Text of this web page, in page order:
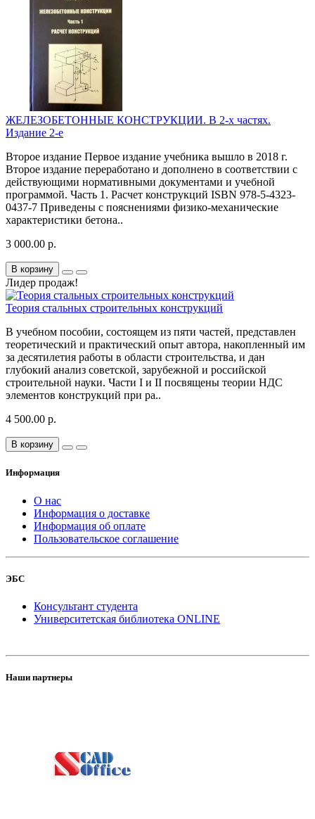
ЖЕЛЕЗОБЕТОННЫЕ КОНСТРУКЦИИ. В 2-х частях.
Издание 2-е
Второе издание Первое издание учебника вышло в 2018 г.
Второе издание переработано и дополнено в соответствии с
действующими нормативными документами и учебной
программой. Часть 1. Расчет конструкций ISBN 978-5-4323-
0437-7 Приведены с пояснениями физико-механические
характеристики бетона..
3 000.00 р.
В корзину
Лидер продаж!
Теория стальных строительных конструкций
В учебном пособии, состоящем из пяти частей, представлен
теоретический и практический опыт автора, накопленный им
за десятилетия работы в области строительства, и дан
глубокий анализ советской, зарубежной и российской
строительной науки. Части I и II посвящены теории НДС
элементов конструкций при ра..
4 500.00 р.
В корзину
Информация
О нас
Информация о доставке
Информация об оплате
Пользовательское соглашение
ЭБС
Консультант студента
Университетская библиотека ONLINE
Наши партнеры